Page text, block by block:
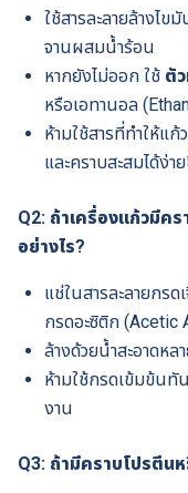
ใช้สารละลายล้างไ
จานผสมน้ำร้อน
หากยังไม่ออก ใช้ ตั
หรือเอทานอล
ห้ามใช้สารที่ทำให้แก้
และคราบสะสมได้ง่า
Q2: ถ้าเครื่องแก้วมีคร
อย่างไร?
แช่ในสารละลายกรด
กรดอะซิติก (Acetic
ล้างด้วยน้ำสะอาดห
ห้ามใช้กรดเข้มข้นทั
งาน
Q3: ถ้ามีคราบโปรตีน